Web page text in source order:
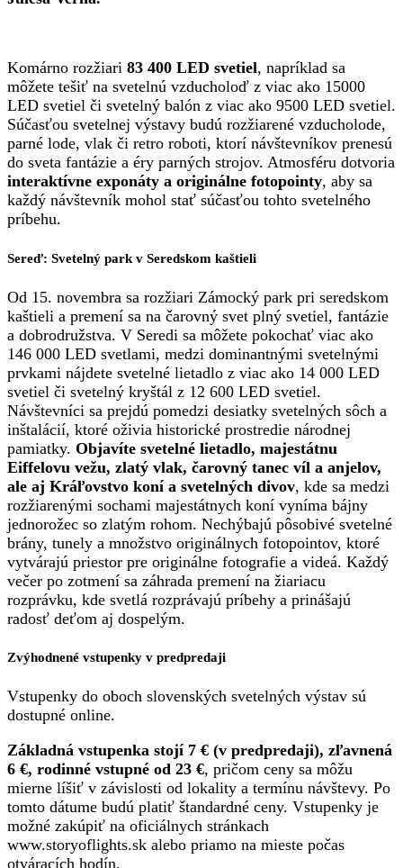
Komárno rozžiari 83 400 LED svetiel, napríklad sa
môžete tešiť na svetelnú vzducholoď z viac ako 15000
LED svetiel či svetelný balón z viac ako 9500 LED svetiel.
Súčasťou svetelnej výstavy budú rozžiarené vzducholode,
parné lode, vlak či retro roboti, ktorí návštevníkov prenesú
do sveta fantázie a éry parných strojov. Atmosféru dotvoria
interaktívne exponáty a originálne fotopointy, aby sa
každý návštevník mohol stať súčasťou tohto svetelného
príbehu.
Sereď: Svetelný park v Seredskom kaštieli
Od 15. novembra sa rozžiari Zámocký park pri seredskom
kaštieli a premení sa na čarovný svet plný svetiel, fantázie
a dobrodružstva. V Seredi sa môžete pokochať viac ako
146 000 LED svetlami, medzi dominantnými svetelnými
prvkami nájdete svetelné lietadlo z viac ako 14 000 LED
svetiel či svetelný kryštál z 12 600 LED svetiel.
Návštevníci sa prejdú pomedzi desiatky svetelných sôch a
inštalácií, ktoré oživia historické prostredie národnej
pamiatky. Objavíte svetelné lietadlo, majestátnu
Eiffelovu vežu, zlatý vlak, čarovný tanec víl a anjelov,
ale aj Kráľovstvo koní a svetelných divov, kde sa medzi
rozžiarenými sochami majestátnych koní vyníma bájny
jednorožec so zlatým rohom. Nechýbajú pôsobivé svetelné
brány, tunely a množstvo originálnych fotopointov, ktoré
vytvárajú priestor pre originálne fotografie a videá. Každý
večer po zotmení sa záhrada premení na žiariacu
rozprávku, kde svetlá rozprávajú príbehy a prinášajú
radosť deťom aj dospelým.
Zvýhodnené vstupenky v predpredaji
Vstupenky do oboch slovenských svetelných výstav sú
dostupné online.
Základná vstupenka stojí 7 € (v predpredaji), zľavnená
6 €, rodinné vstupné od 23 €, pričom ceny sa môžu
mierne líšiť v závislosti od lokality a termínu návštevy. Po
tomto dátume budú platiť štandardné ceny. Vstupenky je
možné zakúpiť na oficiálnych stránkach
www.storyoflights.sk alebo priamo na mieste počas
otváracích hodín.